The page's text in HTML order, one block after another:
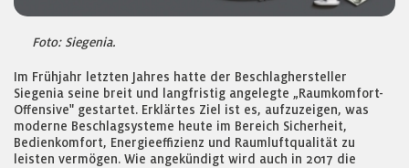
Foto: Siegenia.
Im Frühjahr letzten Jahres hatte der Beschlaghersteller
Siegenia seine breit und langfristig angelegte „Raumkomfort-
Offensive" gestartet. Erklärtes Ziel ist es, aufzuzeigen, was
moderne Beschlagsysteme heute im Bereich Sicherheit,
Bedienkomfort, Energieeffizienz und Raumluftqualität zu
leisten vermögen. Wie angekündigt wird auch in 2017 die